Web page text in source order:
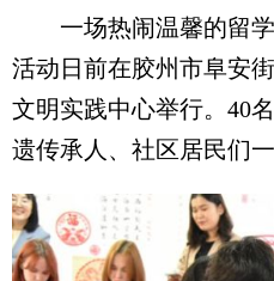
一场热闹温馨的留学
活动日前在胶州市阜安
文明实践中心举行。40
遗传承人、社区居民们